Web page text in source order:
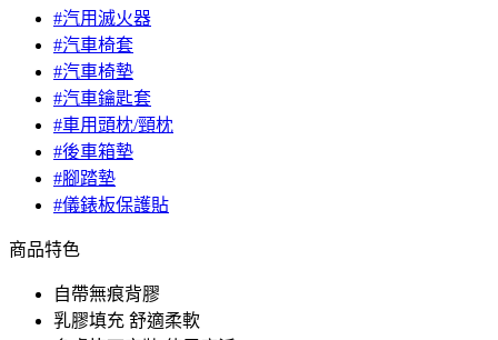
#汽用滅火器
#汽車椅套
#汽車椅墊
#汽車鑰匙套
#車用頭枕/頸枕
#後車箱墊
#腳踏墊
#儀錶板保護貼
商品特色
自帶無痕背膠
乳膠填充 舒適柔軟